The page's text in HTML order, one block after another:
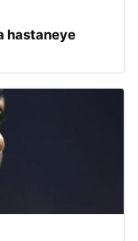
hastaneye